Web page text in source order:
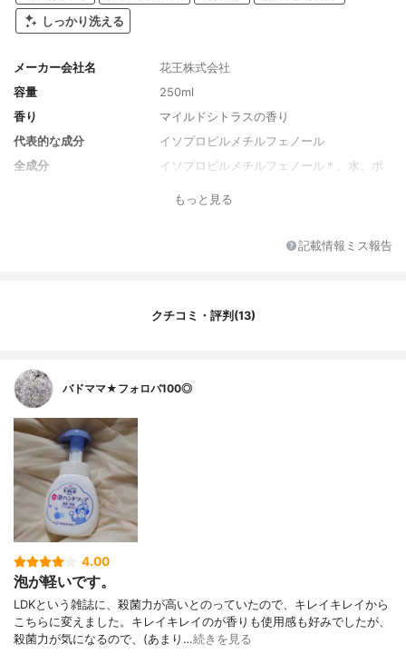
しっかり洗える
メーカー会社名
花王株式会社
容量
250ml
香り
マイルドシトラスの香り
代表的な成分
イソプロピルメチルフェノール
全成分
イソプロピルメチルフェノール＊、水、ポ
ンモニウム（1E．O．）液、PG、アルキル
ラウリルエーテル、POEラウリルエーテル
ロキシエチルセルロース、水酸化ナトリウ
もっと見る
記載情報ミス報告
クチコミ・評判(13)
バドママ★フォロバ100◎
4.00
泡が軽いです。
LDKという雑誌に、殺菌力が高いとのっていたので、キレイキレイから
こちらに変えました。キレイキレイのが香りも使用感も好みでしたが、
殺菌力が気になるので、(あまり…続きを見る